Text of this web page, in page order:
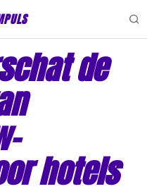
de
hotels